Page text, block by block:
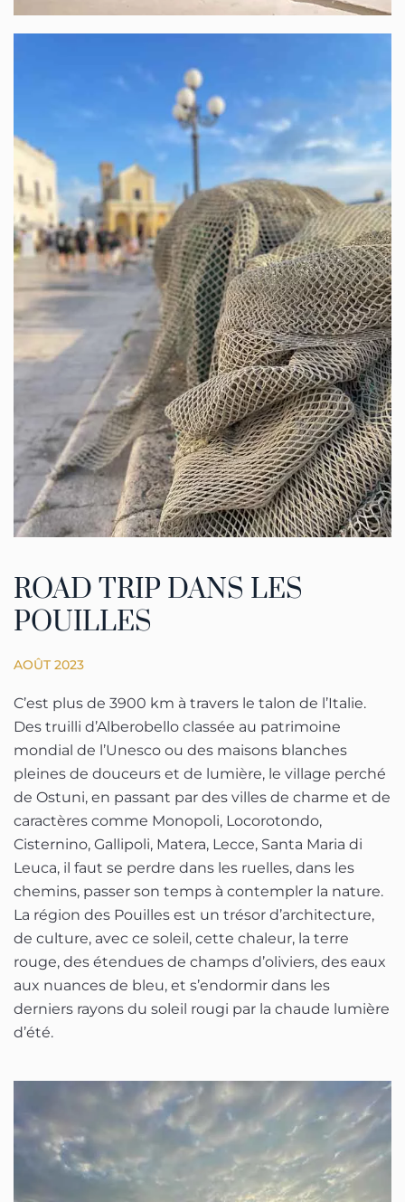
ROAD TRIP DANS LES
POUILLES
AOÛT 2023
C’est plus de 3900 km à travers le talon de l’Italie.
Des truilli d’Alberobello classée au patrimoine
mondial de l’Unesco ou des maisons blanches
pleines de douceurs et de lumière, le village perché
de Ostuni, en passant par des villes de charme et de
caractères comme Monopoli, Locorotondo,
Cisternino, Gallipoli, Matera, Lecce, Santa Maria di
Leuca, il faut se perdre dans les ruelles, dans les
chemins, passer son temps à contempler la nature.
La région des Pouilles est un trésor d’architecture,
de culture, avec ce soleil, cette chaleur, la terre
rouge, des étendues de champs d’oliviers, des eaux
aux nuances de bleu, et s’endormir dans les
derniers rayons du soleil rougi par la chaude lumière
d’été.